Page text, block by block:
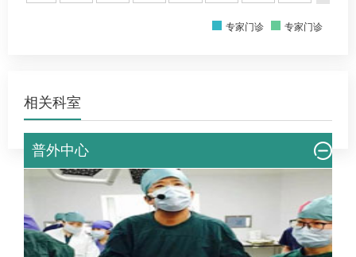
专家门诊 专家门诊
相关科室
普外中心